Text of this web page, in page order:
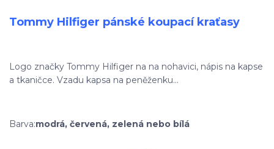
Tommy Hilfiger pánské koupací kraťasy
Logo značky Tommy Hilfiger na na nohavici, nápis na kapse
a tkaničce. Vzadu kapsa na peněženku...
Barva:modrá, červená, zelená nebo bílá